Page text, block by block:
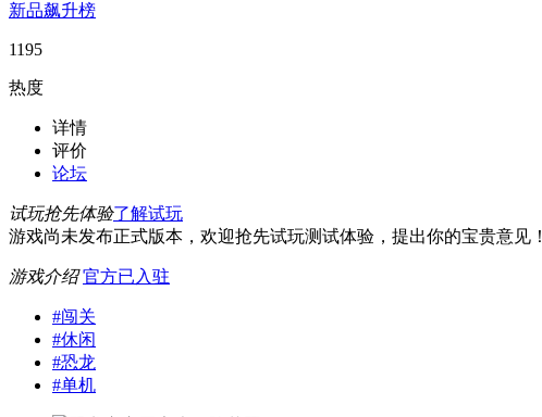
新品飙升榜
1195
热度
详情
评价
论坛
试玩抢先体验了解试玩
游戏尚未发布正式版本，欢迎抢先试玩测试体验，提出你的宝贵意见！
游戏介绍 官方已入驻
#闯关
#休闲
#恐龙
#单机